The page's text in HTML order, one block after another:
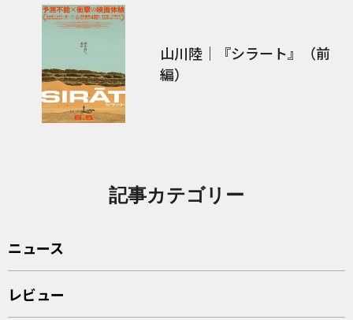
山川陸｜『シラート』（前
編）
記事カテゴリー
ニュース
レビュー